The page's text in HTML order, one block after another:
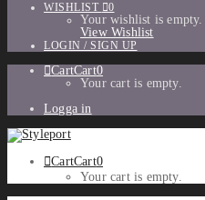
WISHLIST
0
Your wishlist is empty.
View Wishlist
LOGIN / SIGN UP
CartCart0
Your cart is empty.
Logga in
CartCart0
Your cart is empty.